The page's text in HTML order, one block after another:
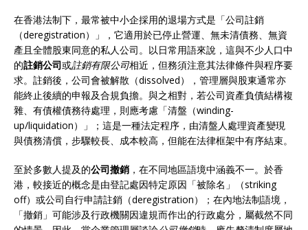
在香港法制下，最常被中小企採用的退場方式是「公司註銷
（deregistration）」，它適用於已停止營運、無未清債務、無資
產且全體股東同意的私人公司。以日常用語來說，這與不少人口中
的註銷公司或註銷有限公司相近，但務須注意其法律條件與程序要
求。註銷後，公司會被解散（dissolved），管理層與股東通常亦
能終止後續的申報及合規負擔。與之相對，若公司資產負債結構複
雜、有債權債務待處理，則應考慮「清盤（winding-
up/liquidation）」；這是一種法定程序，由清盤人處理資產變現
與債務清償，步驟較長、成本較高，但能在法律框架中有序結束。
至於多數人提及的公司撤銷 ，在不同地區語境中涵義不一。於香
港，較接近的概念是由登記處因特定原因「被除名」（striking
off）或公司自行申請註銷（deregistration）；在內地法制語境，
「撤銷」可能涉及行政機關因違規而作出的行政處分，屬截然不同